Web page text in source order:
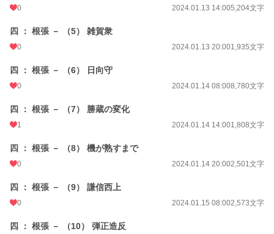
0 2024.01.13 14:005,204文字
四 ： 根張 － （5） 雑賀衆
0 2024.01.13 20:001,935文字
四 ： 根張 － （6） 日向守
0 2024.01.14 08:008,780文字
四 ： 根張 － （7） 勝蔵の変化
1 2024.01.14 14:001,808文字
四 ： 根張 － （8） 機が熟すまで
0 2024.01.14 20:002,501文字
四 ： 根張 － （9） 謙信西上
0 2024.01.15 08:002,573文字
四 ： 根張 － （10） 弾正造反